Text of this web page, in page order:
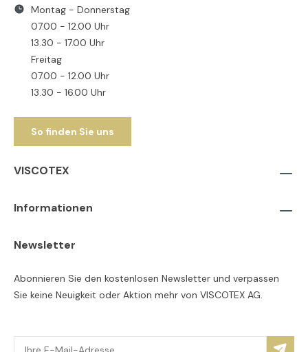
Montag - Donnerstag
07.00 - 12.00 Uhr
13.30 - 17.00 Uhr
Freitag
07.00 - 12.00 Uhr
13.30 - 16.00 Uhr
So finden Sie uns
VISCOTEX
Informationen
Newsletter
Abonnieren Sie den kostenlosen Newsletter und verpassen
Sie keine Neuigkeit oder Aktion mehr von VISCOTEX AG.